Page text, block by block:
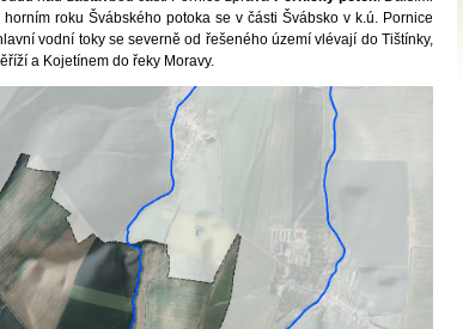
roku Švábského potoka se v části Švábsko v k.ú. Pornice
vodní toky se severně od řešeného území vlévají do Tištínky,
a Kojetínem do řeky Moravy.